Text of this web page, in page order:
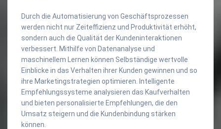
Durch die Automatisierung von Geschäftsprozessen
werden nicht nur Zeiteffizienz und Produktivität erhöht,
sondern auch die Qualität der Kundeninteraktionen
verbessert. Mithilfe von Datenanalyse und
maschinellem Lernen können Selbständige wertvolle
Einblicke in das Verhalten ihrer Kunden gewinnen und so
ihre Marketingstrategien optimieren. Intelligente
Empfehlungssysteme analysieren das Kaufverhalten
und bieten personalisierte Empfehlungen, die den
Umsatz steigern und die Kundenbindung stärken
können.